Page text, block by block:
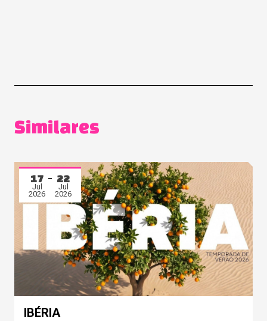
Similares
17
Jul
2026
22
Jul
2026
IBÉRIA